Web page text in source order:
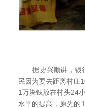
据史兴顺讲，银行
民因为要去距离村庄
1万块钱放在村头24
水平的提高，原先的